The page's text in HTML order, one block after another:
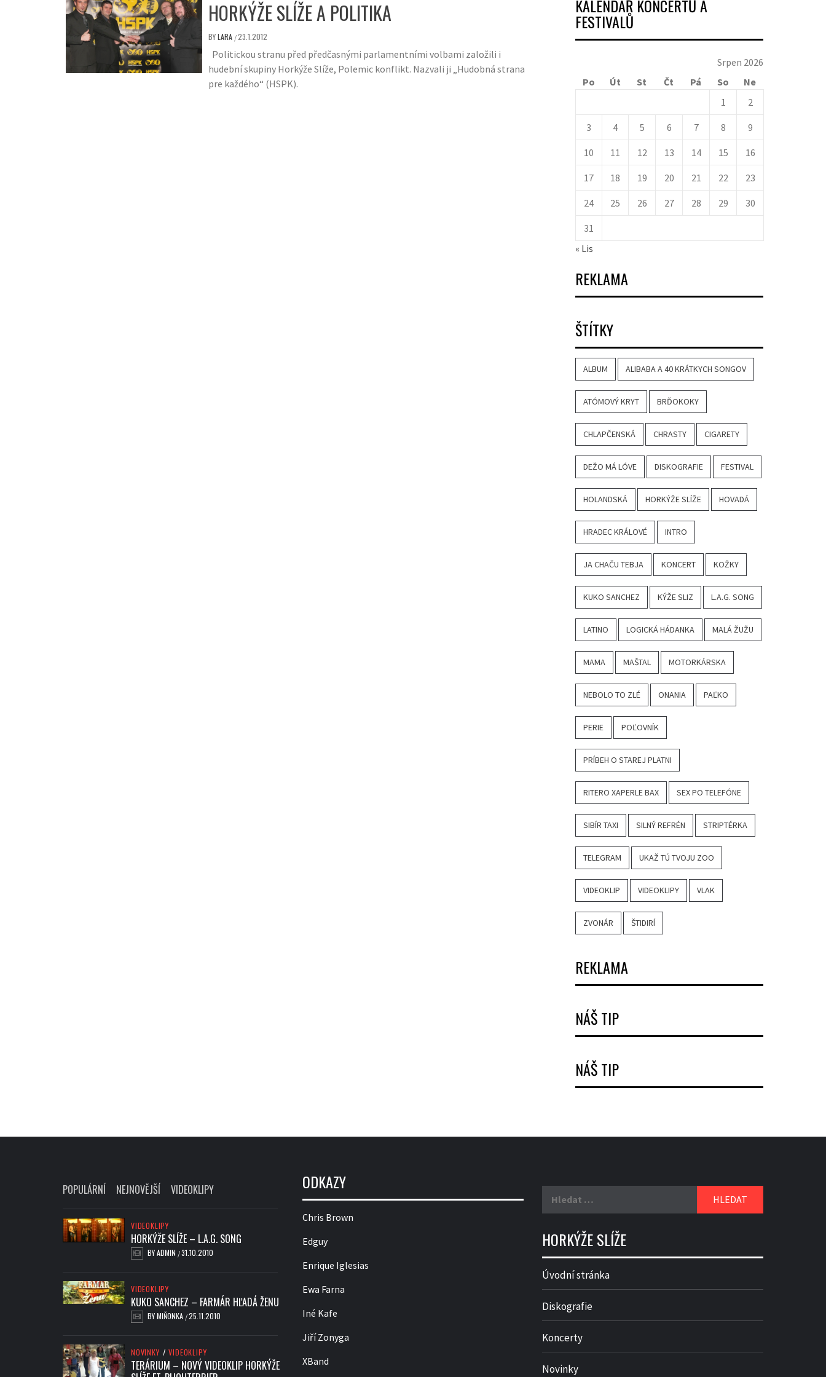
HORKÝŽE SLÍŽE A POLITIKA
BYLARA /23.1.2012
Politickou stranu před předčasnými parlamentními volbami založili i
hudební skupiny Horkýže Slíže, Polemic konflikt. Nazvali ji „Hudobná strana
pre každého“ (HSPK).
KALENDÁŘ KONCERTŮ A
FESTIVALŮ
Srpen 2026
Po
Út St Čt Pá So
Ne
1
2
3 4 5 6 7 8 9
10 11 12 13 14 15 16
17 18 19 20 21 22 23
24 25 26 27 28 29 30
31
« Lis
REKLAMA
ŠTÍTKY
ALBUM ALIBABA A 40 KRÁTKYCH SONGOV
ATÓMOVÝ KRYT BRĎOKOKY
CHLAPČENSKÁ CHRASTY CIGARETY
DEŽO MÁ LÓVE DISKOGRAFIE FESTIVAL
HOLANDSKÁ HORKÝŽE SLÍŽE HOVADÁ
HRADEC KRÁLOVÉ INTRO
JA CHAČU TEBJA KONCERT KOŽKY
KUKO SANCHEZ KÝŽE SLIZ L.A.G. SONG
LATINO LOGICKÁ HÁDANKA MALÁ ŽUŽU
MAMA MAŠTAL MOTORKÁRSKA
NEBOLO TO ZLÉ ONANIA PAĽKO
PERIE POĽOVNÍK
PRÍBEH O STAREJ PLATNI
RITERO XAPERLE BAX SEX PO TELEFÓNE
SIBÍR TAXI SILNÝ REFRÉN STRIPTÉRKA
TELEGRAM UKAŽ TÚ TVOJU ZOO
VIDEOKLIP VIDEOKLIPY VLAK
ZVONÁR ŠTIDIRÍ
REKLAMA
NÁŠ TIP
NÁŠ TIP
POPULÁRNÍ NEJNOVĚJŠÍ VIDEOKLIPY
VIDEOKLIPY
HORKÝŽE SLÍŽE – L.A.G. SONG
BYADMIN /31.10.2010
VIDEOKLIPY
KUKO SANCHEZ – FARMÁR HĽADÁ ŽENU
BYMIŇONKA /25.11.2010
NOVINKY / VIDEOKLIPY
TERÁRIUM – NOVÝ VIDEOKLIP HORKÝŽE
ODKAZY
Chris Brown
Edguy
Enrique Iglesias
Ewa Farna
Iné Kafe
Jiří Zonyga
XBand
HORKÝŽE SLÍŽE
Úvodní stránka
Diskografie
Koncerty
Novinky